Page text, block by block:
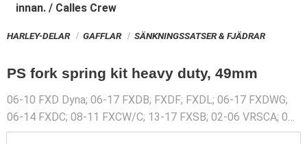
innan. / Calles Crew
HARLEY-DELAR GAFFLAR SÄNKNINGSSATSER & FJÄDRAR
PS fork spring kit heavy duty, 49mm
06-10 FXD Dyna; 06-17 FXDB; FXDF; FXDL; 06-17 FXDWG;
06-14 FXDC; 08-11 FXCW/C; 13-17 FXSB; 02-06 VRSCA; 07-
10 VRSCAW; 2005 VRSCB; 06-08 VRSCD Night Rod; 07-11